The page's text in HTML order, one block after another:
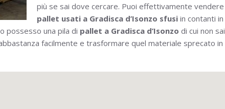
più se sai dove cercare. Puoi effettivamente vendere
pallet usati a Gradisca d’Isonzo sfusi in contanti in
possesso una pila di pallet a Gradisca d’Isonzo di cui non sai
facilmente e trasformare quel materiale sprecato in